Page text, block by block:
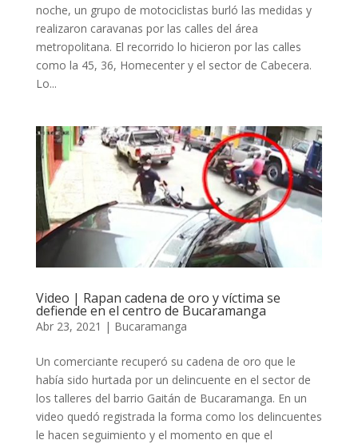
noche, un grupo de motociclistas burló las medidas y
realizaron caravanas por las calles del área
metropolitana. El recorrido lo hicieron por las calles
como la 45, 36, Homecenter y el sector de Cabecera.
Lo...
Video | Rapan cadena de oro y víctima se
defiende en el centro de Bucaramanga
Abr 23, 2021 | Bucaramanga
Un comerciante recuperó su cadena de oro que le
había sido hurtada por un delincuente en el sector de
los talleres del barrio Gaitán de Bucaramanga. En un
video quedó registrada la forma como los delincuentes
le hacen seguimiento y el momento en que el